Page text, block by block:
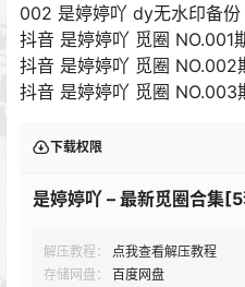
002 是婷婷吖 dy无水印备
抖音 是婷婷吖 觅圈 NO.001
抖音 是婷婷吖 觅圈
抖音 是婷婷吖 觅圈
下载权限
是婷婷吖 – 最新觅圈合集
解压教程：
点我查看解压教程
存储网盘：
百度网盘